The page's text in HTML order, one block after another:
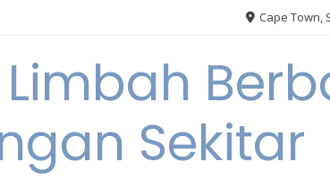
Cape Town,
Sekitar